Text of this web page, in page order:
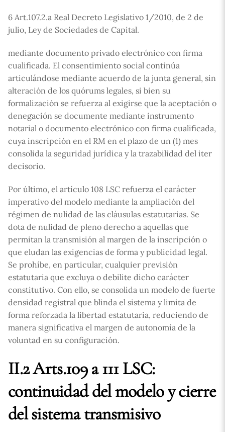
6 Art.107.2.a Real Decreto Legislativo 1/2010, de 2 de
julio, Ley de Sociedades de Capital.
mediante documento privado electrónico con firma
cualificada. El consentimiento social continúa
articulándose mediante acuerdo de la junta general, sin
alteración de los quórums legales, si bien su
formalización se refuerza al exigirse que la aceptación o
denegación se documente mediante instrumento
notarial o documento electrónico con firma cualificada,
cuya inscripción en el RM en el plazo de un (1) mes
consolida la seguridad jurídica y la trazabilidad del iter
decisorio.
Por último, el artículo 108 LSC refuerza el carácter
imperativo del modelo mediante la ampliación del
régimen de nulidad de las cláusulas estatutarias. Se
dota de nulidad de pleno derecho a aquellas que
permitan la transmisión al margen de la inscripción o
que eludan las exigencias de forma y publicidad legal.
Se prohíbe, en particular, cualquier previsión
estatutaria que excluya o debilite dicho carácter
constitutivo. Con ello, se consolida un modelo de fuerte
densidad registral que blinda el sistema y limita de
forma reforzada la libertad estatutaria, reduciendo de
manera significativa el margen de autonomía de la
voluntad en su configuración.
II.2 Arts.109 a 111 LSC:
continuidad del modelo y cierre
del sistema transmisivo